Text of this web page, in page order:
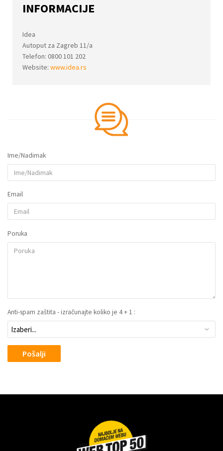
INFORMACIJE
Idea
Autoput za Zagreb 11/a
Telefon: 0800 101 202
Website: www.idea.rs
Ime/Nadimak
Email
Poruka
Anti-spam zaštita - izračunajte koliko je 4 + 1 :
Pošalji